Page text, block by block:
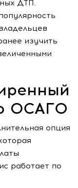
ДТП.
изучить
ОСАГО
опция
работает по